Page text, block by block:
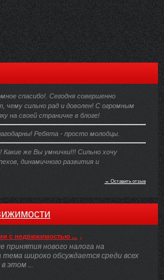
спасибо!. Сегодня совершенно
чему сильно рад и доволен! С огромным
на своей страничке в блоге!
Ребята - просто молодцы.
же Вы умнички!!! Сильно хочу
динамичного развития и
→ Оставить отзыв
с недвижимостью ...
принятия нового налога на
широко обсуждается среди всех
этом ...